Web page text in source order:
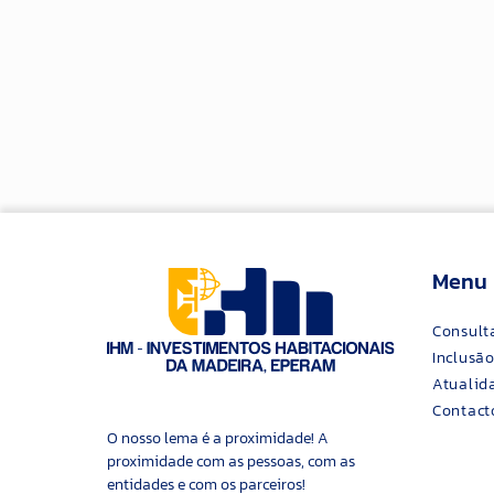
O nosso lema é a proximidade! A
proximidade com as pessoas, com as
entidades e com os parceiros!
Menu